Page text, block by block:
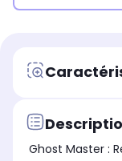
Ghost Master :